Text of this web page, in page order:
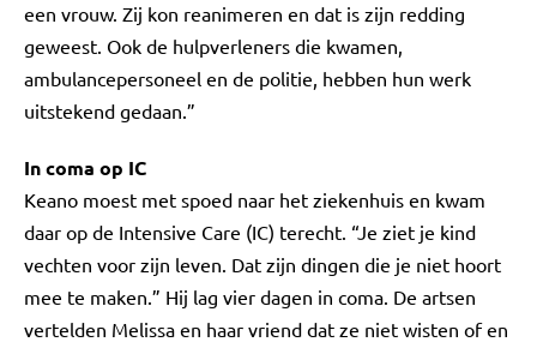
een vrouw. Zij kon reanimeren en dat is zijn redding
geweest. Ook de hulpverleners die kwamen,
ambulancepersoneel en de politie, hebben hun werk
uitstekend gedaan.”
In coma op IC
Keano moest met spoed naar het ziekenhuis en kwam
daar op de Intensive Care (IC) terecht. “Je ziet je kind
vechten voor zijn leven. Dat zijn dingen die je niet hoort
mee te maken.” Hij lag vier dagen in coma. De artsen
vertelden Melissa en haar vriend dat ze niet wisten of en